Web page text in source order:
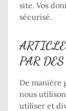
site. Vos
sécurisé.
PAR
De manière
nous
utiliser et